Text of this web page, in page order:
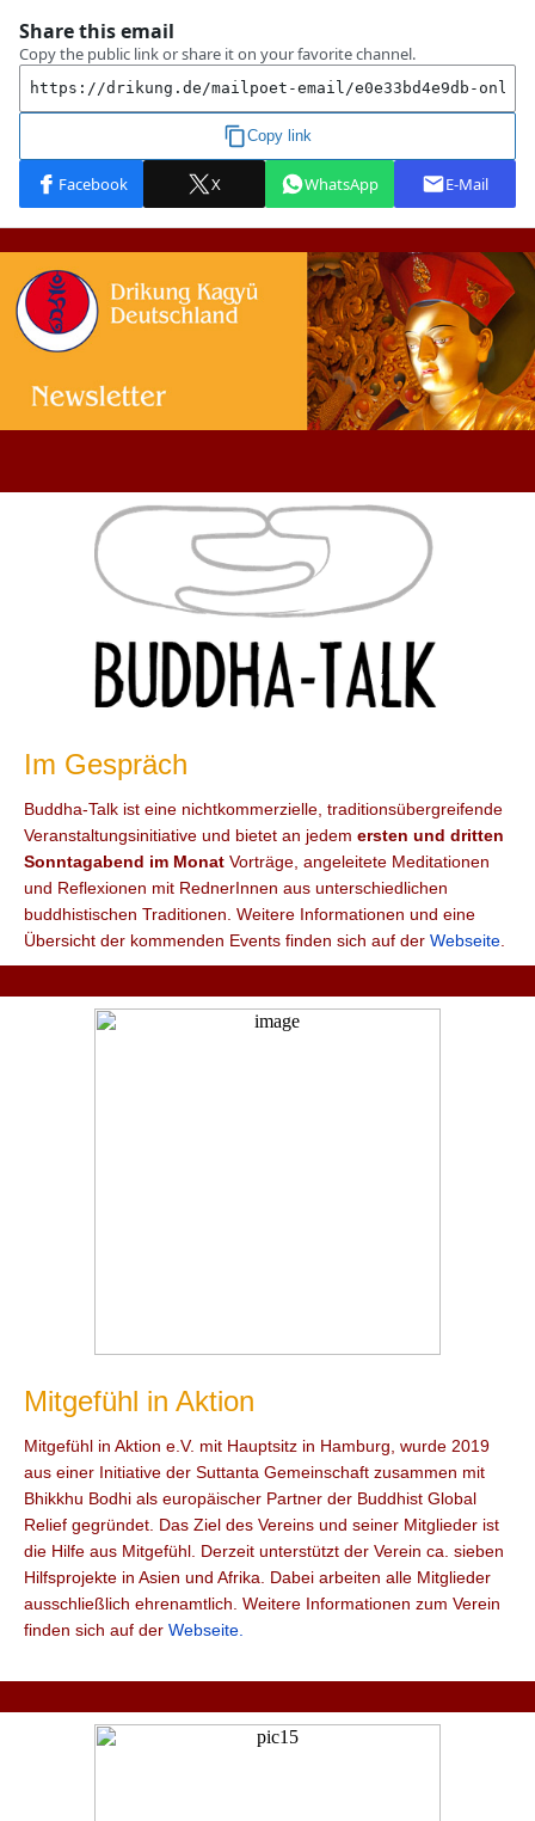
Im Gespräch
Buddha-Talk ist eine nichtkommerzielle, traditionsübergreifende
Veranstaltungsinitiative und bietet an jedem ersten und dritten
Sonntagabend im Monat Vorträge, angeleitete Meditationen
und Reflexionen mit RednerInnen aus unterschiedlichen
buddhistischen Traditionen. Weitere Informationen und eine
Übersicht der kommenden Events finden sich auf der Webseite
Mitgefühl in Aktion
Mitgefühl in Aktion e.V. mit Hauptsitz in Hamburg, wurde 2019
aus einer Initiative der Suttanta Gemeinschaft zusammen mit
Bhikkhu Bodhi als europäischer Partner der Buddhist Global
Relief gegründet. Das Ziel des Vereins und seiner Mitglieder ist
die Hilfe aus Mitgefühl. Derzeit unterstützt der Verein ca. sieben
Hilfsprojekte in Asien und Afrika. Dabei arbeiten alle Mitglieder
ausschließlich ehrenamtlich. Weitere Informationen zum Verein
finden sich auf der Webseite.